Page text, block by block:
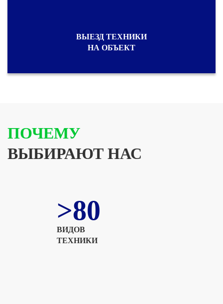
ВЫЕЗД ТЕХНИКИ
НА ОБЪЕКТ
ПОЧЕМУ
ВЫБИРАЮТ НАС
>80
ВИДОВ
ТЕХНИКИ